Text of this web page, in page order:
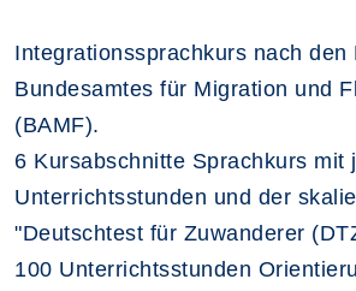
Integrationssprachkurs nach den
Bundesamtes für Migration und
(BAMF).
6 Kursabschnitte Sprachkurs mit
Unterrichtsstunden und der
"Deutschtest für Zuwanderer
100 Unterrichtsstunden